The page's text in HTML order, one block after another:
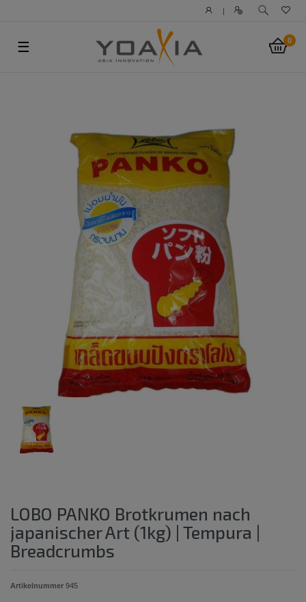
|
0
☰
LOBO PANKO Brotkrumen nach
japanischer Art (1kg) | Tempura |
Breadcrumbs
Artikelnummer 945